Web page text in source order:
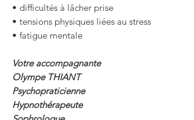
• difficultés à lâcher prise
• tensions physiques liées au stress
• fatigue mentale
Votre accompagnante
Olympe THIANT
Psychopraticienne
Hypnothérapeute